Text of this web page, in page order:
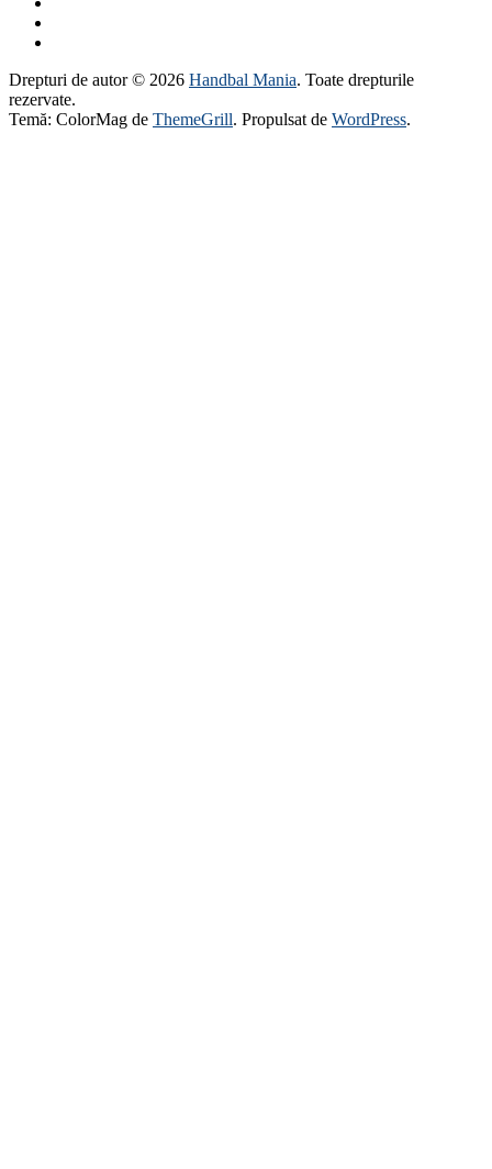
Drepturi de autor © 2026 Handbal Mania. Toate drepturile
rezervate.
Temă: ColorMag de ThemeGrill. Propulsat de WordPress.